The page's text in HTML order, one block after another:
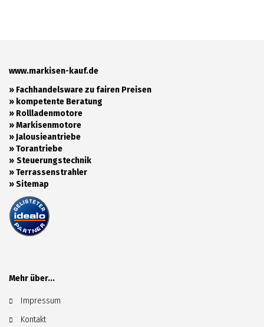
www.markisen-kauf.de
» Fachhandelsware zu fairen Preisen
» kompetente Beratung
» Rollladenmotore
»Markisenmotore
»Jalousieantriebe
»Torantriebe
» Steuerungstechnik
»Terrassenstrahler
»Sitemap
Mehr über...
Impressum
Kontakt